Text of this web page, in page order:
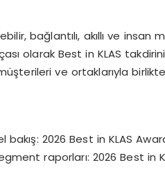
, bağlantılı, akıllı ve insan
olarak Best in KLAS takdirini
ve ortaklarıyla
bakış: 2026 Best in KLAS
raporları: 2026 Best in